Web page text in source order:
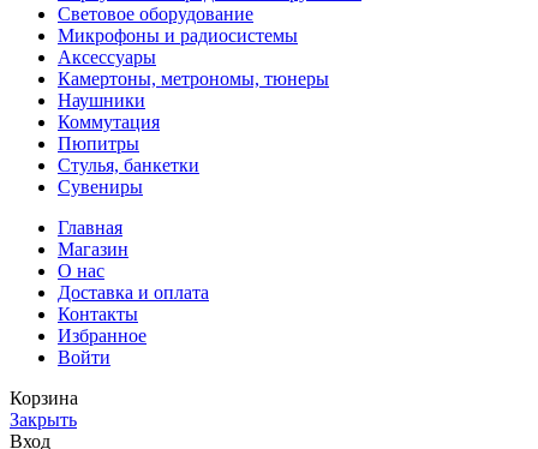
Световое оборудование
Микрофоны и радиосистемы
Аксессуары
Камертоны, метрономы, тюнеры
Наушники
Коммутация
Пюпитры
Стулья, банкетки
Сувениры
Главная
Магазин
О нас
Доставка и оплата
Контакты
Избранное
Войти
Корзина
Закрыть
Вход